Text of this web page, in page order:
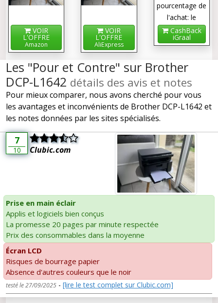
VOIR
L'OFFRE
Amazon
VOIR
L'OFFRE
AliExpress
pourcentage de
l'achat: le
cashback !
CashBack
iGraal
Les "Pour et Contre" sur Brother
DCP-L1642 détails des avis et notes
Pour mieux comparer, nous avons cherché pour vous
les avantages et inconvénients de Brother DCP-L1642 et
les notes données par les sites spécialisés.
7
10 Clubic.com
Prise en main éclair
Applis et logiciels bien conçus
La promesse 20 pages par minute respectée
Prix des consommables dans la moyenne
Écran LCD
Risques de bourrage papier
Absence d'autres couleurs que le noir
testé le 27/09/2025 - [lire le test complet sur Clubic.com]